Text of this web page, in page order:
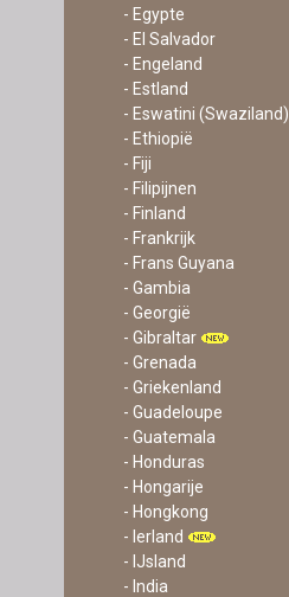
- Egypte
- El Salvador
- Engeland
- Estland
- Eswatini (Swaziland)
- Ethiopië
- Fiji
- Filipijnen
- Finland
- Frankrijk
- Frans Guyana
- Gambia
- Georgië
- Gibraltar
- Grenada
- Griekenland
- Guadeloupe
- Guatemala
- Honduras
- Hongarije
- Hongkong
- Ierland
- IJsland
- India